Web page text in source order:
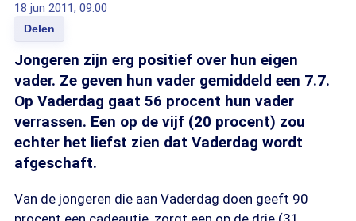
18 jun 2011, 09:00
Delen
Jongeren zijn erg positief over hun eigen
vader. Ze geven hun vader gemiddeld een 7.7.
Op Vaderdag gaat 56 procent hun vader
verrassen. Een op de vijf (20 procent) zou
echter het liefst zien dat Vaderdag wordt
afgeschaft.
Van de jongeren die aan Vaderdag doen geeft 90